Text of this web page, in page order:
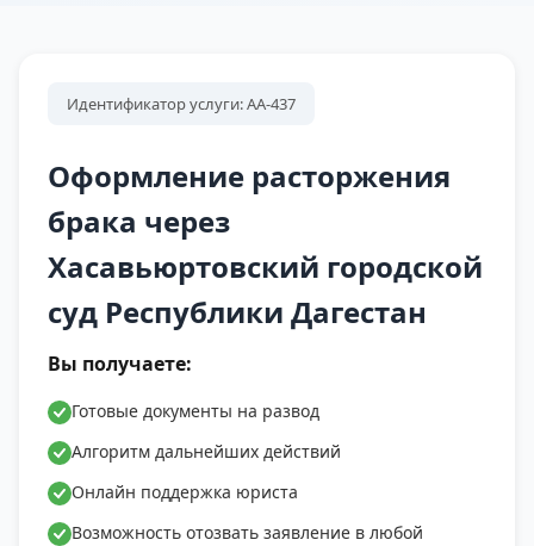
Идентификатор услуги: АА-437
Оформление расторжения
брака через
Хасавьюртовский городской
суд Республики Дагестан
Вы получаете:
Готовые документы на развод
Алгоритм дальнейших действий
Онлайн поддержка юриста
Возможность отозвать заявление в любой